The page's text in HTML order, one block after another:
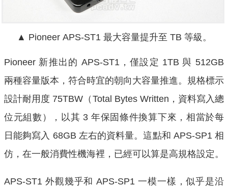
▲ Pioneer APS-ST1 最大容量提升至 TB 等級。
Pioneer 新推出的 APS-ST1，僅設定 1TB 與 512GB
兩種容量版本，符合時宜的朝向大容量推進。規格標示
設計耐用度 75TBW （Total Bytes Written，資料寫入總
位元組數），以其 3 年保固條件換算下來，相當於每
日能夠寫入 68GB 左右的資料量。這點和 APS-SP1 相
仿，在一般消費性機海裡，已經可以算是高規格設定。
APS-ST1 外觀幾乎和 APS-SP1 一模一樣，似乎是沿